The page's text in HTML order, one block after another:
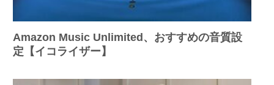
Amazon Music Unlimited、おすすめの音質設
定【イコライザー】